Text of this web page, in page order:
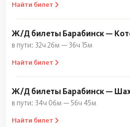
Найти билет
Ж/Д билеты Барабинск —
32ч 26м — 36ч 15м
Найти билет
Ж/Д билеты Барабинск —
34ч 06м — 56ч 45м
Найти билет